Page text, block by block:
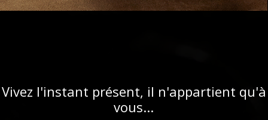
Vivez l'instant présent, il n'appartient qu'à
vous...